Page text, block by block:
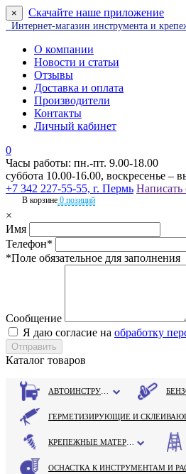
× Скачайте наше приложение
Интернет-магазин инструмента и
О компании
Новости и статьи
Отзывы
Доставка и оплата
Производители
Контакты
Личный кабинет
0
Часы работы: пн.-пт. 9.00-18.00
суббота 10.00-16.00, воскресенье –
+7 342 227-55-55, г. Пермь Написать
В корзине 0 позиций
×
Имя
Телефон*
*Поле обязательное для заполнения
Сообщение
Я даю согласие на обработку
Каталог товаров